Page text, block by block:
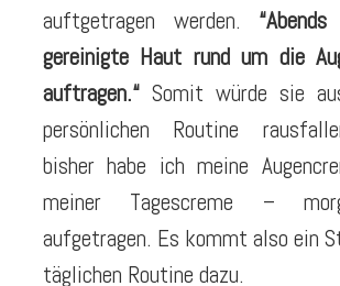
auftgetragen werden.
gereinigte Haut rund um die
auftragen.“ Somit würde sie
persönlichen Routine
bisher habe ich meine
meiner Tagescreme –
aufgetragen. Es kommt also ein
täglichen Routine dazu.